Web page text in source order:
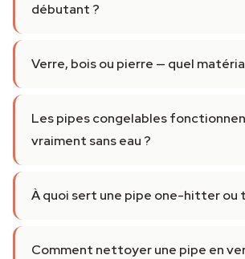
débutant ?
Verre, bois ou pierre — quel
Les pipes congelables
vraiment sans eau ?
À quoi sert une pipe one-hitter ou
Comment nettoyer une pipe en